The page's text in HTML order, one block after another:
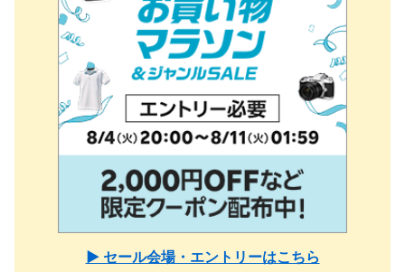
▶ セール会場・エントリーはこちら